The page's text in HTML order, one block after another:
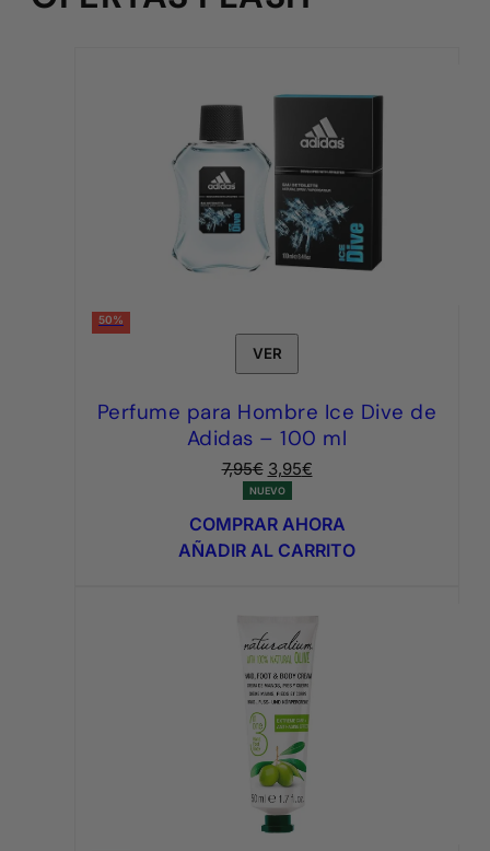
50%
VER
Perfume para Hombre Ice Dive de
Adidas – 100 ml
7,95€ El
precio
original
era:
3,95€El
actual
es:
NUEVO
COMPRAR AHORA
AÑADIR AL CARRITO